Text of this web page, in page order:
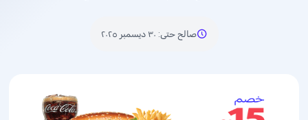
صالح حتى: ٣٠ ديسمبر ٢٠٢٥